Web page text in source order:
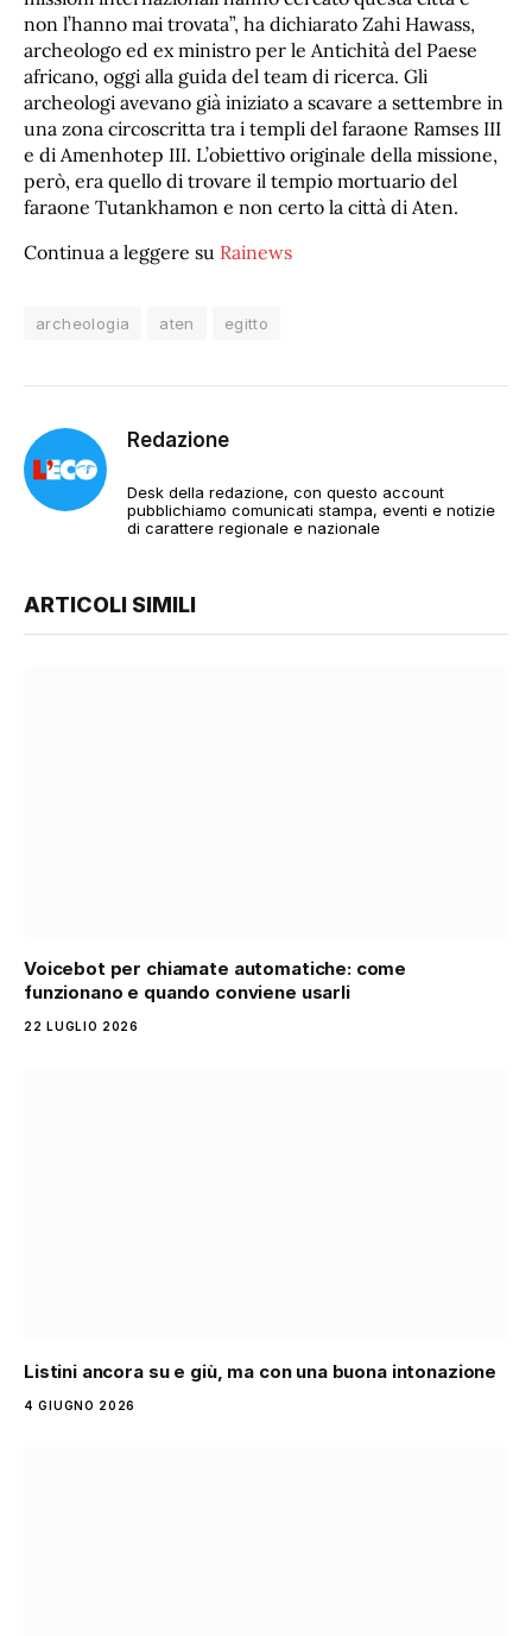
non l’hanno mai trovata”, ha dichiarato Zahi Hawass,
archeologo ed ex ministro per le Antichità del Paese
africano, oggi alla guida del team di ricerca. Gli
archeologi avevano già iniziato a scavare a settembre in
una zona circoscritta tra i templi del faraone Ramses III
e di Amenhotep III. L’obiettivo originale della missione,
però, era quello di trovare il tempio mortuario del
faraone Tutankhamon e non certo la città di Aten.
Continua a leggere su Rainews
archeologia aten egitto
Redazione
Desk della redazione, con questo account
pubblichiamo comunicati stampa, eventi e notizie
di carattere regionale e nazionale
ARTICOLI SIMILI
Voicebot per chiamate automatiche: come
funzionano e quando conviene usarli
22 LUGLIO 2026
Listini ancora su e giù, ma con una buona intonazione
4 GIUGNO 2026